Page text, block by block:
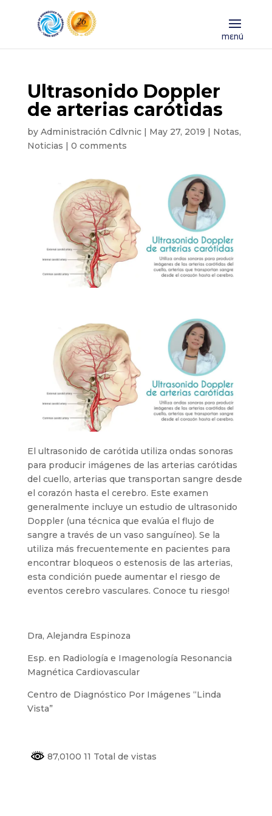
Ultrasonido Doppler
de arterias carótidas
by Administración Cdlvnic| May 27, 2019 | Notas,
Noticias | 0 comments
El ultrasonido de carótida utiliza ondas sonoras
para producir imágenes de las arterias carótidas
del cuello, arterias que transportan sangre desde
el corazón hasta el cerebro. Este examen
generalmente incluye un estudio de ultrasonido
Doppler (una técnica que evalúa el flujo de
sangre a través de un vaso sanguíneo). Se la
utiliza más frecuentemente en pacientes para
encontrar bloqueos o estenosis de las arterias,
esta condición puede aumentar el riesgo de
eventos cerebro vasculares. Conoce tu riesgo!
Dra, Alejandra Espinoza
Esp. en Radiología e Imagenología Resonancia
Magnética Cardiovascular
Centro de Diagnóstico Por Imágenes “Linda
Vista”
87,0100 11 Total de vistas